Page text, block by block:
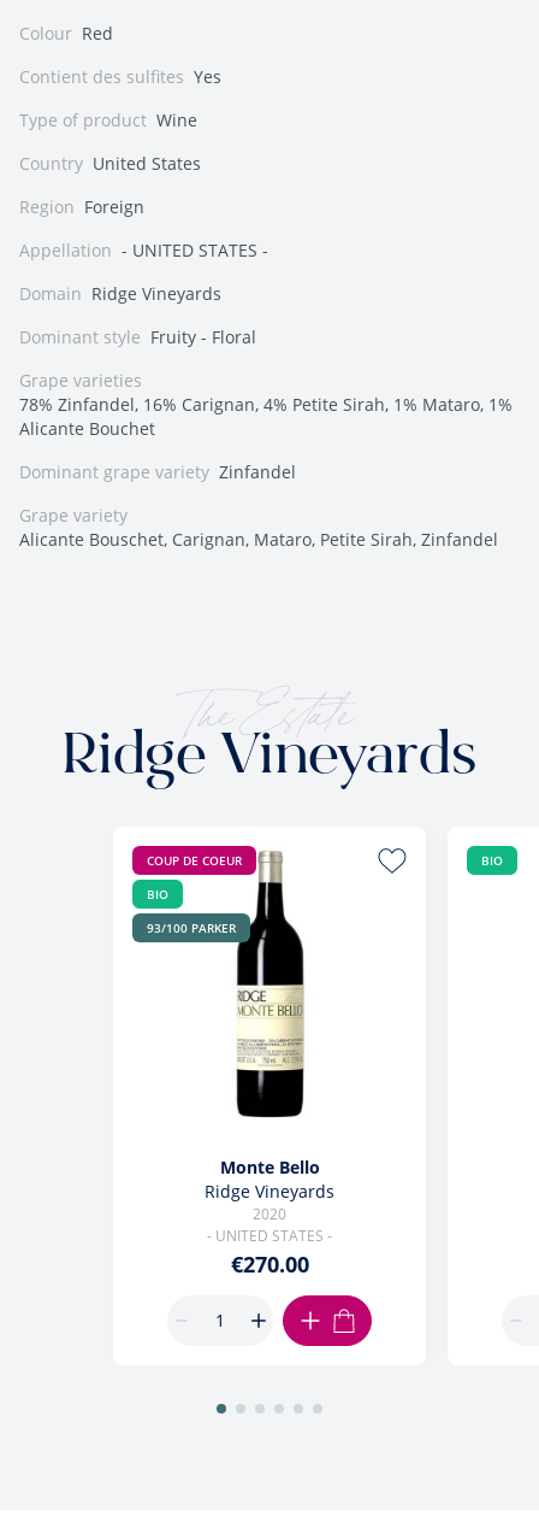
Colour Red
Contient des sulfites Yes
Type of product Wine
Country United States
Region Foreign
Appellation - UNITED STATES -
Domain Ridge Vineyards
Dominant style Fruity - Floral
Grape varieties
78% Zinfandel, 16% Carignan, 4% Petite Sirah, 1% Mataro, 1%
Alicante Bouchet
Dominant grape variety Zinfandel
Grape variety
Alicante Bouschet, Carignan, Mataro, Petite Sirah, Zinfandel
The Estate
Ridge Vineyards
COUP DE COEUR
BIO
93/100 PARKER
Monte Bello
Ridge Vineyards
2020
- UNITED STATES -
€270.00
ADD TO CART
BIO